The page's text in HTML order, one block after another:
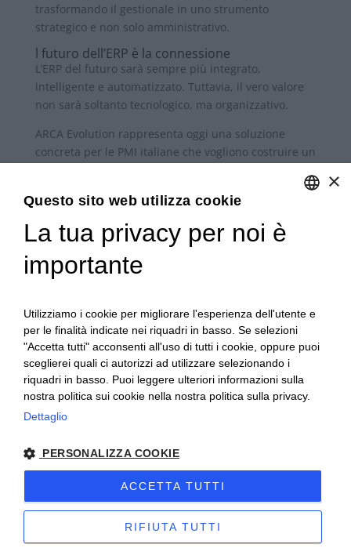
trasformando il gestionale in uno strumento
strategico e non solo amministrativo.
l futuro dell’ERP è la connessione
L’ERP del futuro sarà sempre più integrato,
intelligente e automatizzato. Tuttavia, il vero valore
non sarà soltanto tecnologico, ma organizzativo.
ARCA Evolution rappresenta oggi una soluzione
concreta per le PMI italiane che vogliono costruire un
consulenza, personalizzazione e assistenza
realmente adatte alle proprie esigenze operative,
Perché oggi un ERP non deve limitarsi a gestire dati:
deve diventare il motore centrale dell’intera attività
aziendale.
INSOFT OSRA: il partner per la tua evoluzione
digitale
imprese italiane a semplificare davvero la gestione
Con il softwareArca Evolution,puoi integrare in un
fatturazione elettronica
×
Questo sito web utilizza cookie
La tua privacy per noi è
importante
Utilizziamo i cookie per migliorare l'esperienza dell'utente e
per le finalità indicate nei riquadri in basso. Se selezioni
"Accetta tutti" acconsenti all'uso di tutti i cookie, oppure puoi
sceglierei quali ci autorizzi ad utilizzare selezionando i
riquadri in basso. Puoi leggere ulteriori informazioni sulla
nostra politica sui cookie nella nostra politica sulla privacy.
Dettaglio
PERSONALIZZA COOKIE
ACCETTA TUTTI
RIFIUTA TUTTI